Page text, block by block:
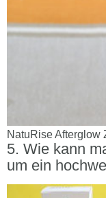
NatuRise Afterglow
Wie kann
um ein